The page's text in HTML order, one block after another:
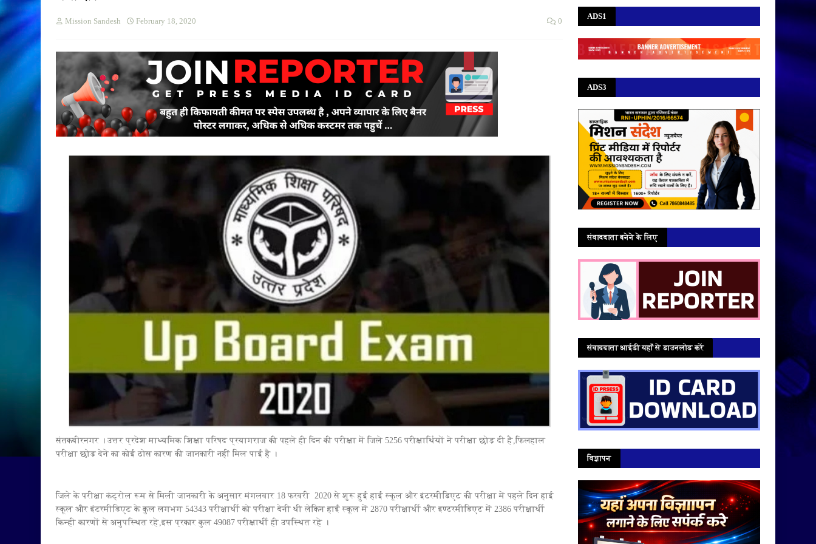
Mission Sandesh February 18, 2020 0
संतकबीरनगर । उत्तर प्रदेश माध्यमिक शिक्षा परिषद प्रयागराज की पहले ही दिन की परीक्षा में जिले 5256 परीक्षार्थियों ने परीक्षा छोड़ दी है,फिलहाल
परीक्षा छोड़ देने का कोई ठोस कारण की जानकारी नहीं मिल पाई है ।
जिले के परीक्षा कंट्रोल रूम से मिली जानकारी के अनुसार मंगलवार 18 फरवरी 2020 से शुरू हुई हाई स्कूल और इंटरमीडिएट की परीक्षा में पहले दिन हाई
स्कूल और इंटरमीडिएट के कुल लगभग 54343 परीक्षार्थी को परीक्षा देनी थी लेकिन हाई स्कूल में 2870 परीक्षार्थी और इण्टरमीडिएट में 2386 परीक्षार्थी
किन्ही कारणों से अनुपस्थित रहे,इस प्रकार कुल 49087 परीक्षार्थी ही उपस्थित रहे ।
ADS1
ADS3
संवाददाता बनेने के लिए
संवाददाता आईडी यहाँ से डाउनलोड करें
विज्ञापन